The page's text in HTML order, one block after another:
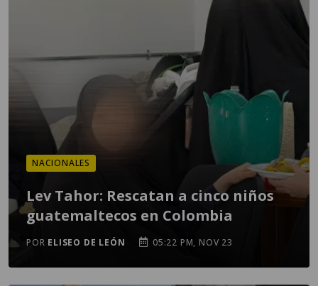
NACIONALES
Lev Tahor: Rescatan a cinco niños
guatemaltecos en Colombia
POR ELISEO DE LEÓN 05:22 PM, NOV 23